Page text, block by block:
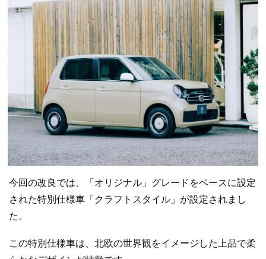
今回の改良では、「オリジナル」グレードをベースに設定
された特別仕様車「クラフトスタイル」が設定されまし
た。
この特別仕様車は、北欧の世界観をイメージした上品で柔